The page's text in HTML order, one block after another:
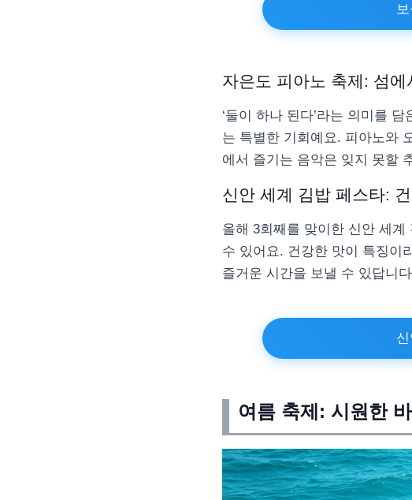
자은도 피아노 축제: 섬에
‘둘이 하나 된다’라는 의미를
는 특별한 기회예요. 피아노와
에서 즐기는 음악은 잊지 못할
신안 세계 김밥 페스타:
올해 3회째를 맞이한 신안 세
수 있어요. 건강한 맛이 특징이
즐거운 시간을 보낼 수 있답니
여름 축제: 시원한